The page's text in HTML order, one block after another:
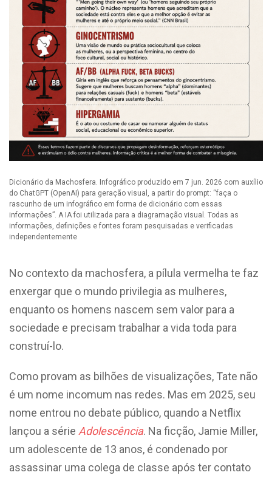
Dicionário da Machosfera. Infográfico produzido em 7 jun. 2026 com auxílio
do ChatGPT (OpenAI) para geração visual, a partir do prompt: “faça o
rascunho de um infográfico em forma de dicionário com essas
informações”. A IA foi utilizada para a diagramação visual. Todas as
informações, definições e fontes foram pesquisadas e verificadas
independentemente
No contexto da machosfera, a pílula vermelha te faz
enxergar que o mundo privilegia as mulheres,
enquanto os homens nascem sem valor para a
sociedade e precisam trabalhar a vida toda para
construí-lo.
Como provam as bilhões de visualizações, Tate não
é um nome incomum nas redes. Mas em 2025, seu
nome entrou no debate público, quando a Netflix
lançou a série Adolescência. Na ficção, Jamie Miller,
um adolescente de 13 anos, é condenado por
assassinar uma colega de classe após ter contato